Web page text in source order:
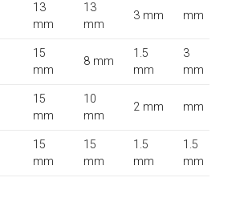
13
mm
13
mm
3 mm mm
15
mm
8 mm
1.5
mm
3
mm
15
mm
10
mm
2 mm mm
15
mm
15
mm
1.5
mm
1.5
mm